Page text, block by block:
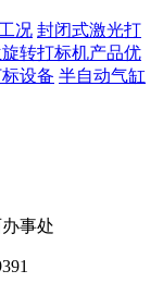
况 封闭式激光打
转打标机产品优
设备 半自动气缸
事处